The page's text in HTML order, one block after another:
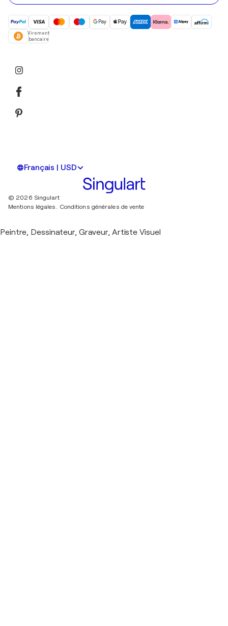
Virement
bancaire
Français | USD
© 2026 Singulart
Mentions légales. Conditions générales de vente
Peintre, Dessinateur, Graveur, Artiste Visuel